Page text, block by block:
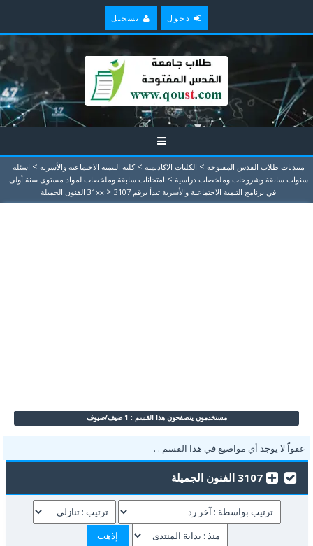
دخول تسجيل
منتديات طلاب القدس المفتوحة > الكليات الاكاديمية > كلية التنمية الاجتماعية والأسرية > اسئلة
سنوات سابقة وشروحات وملخصات دراسية > امتحانات سابقة وملخصات لمواد مستوى سنة أولى
في برنامج التنمية الاجتماعية والأسرية تبدأ برقم 31xx
> 3107 الفنون الجميلة
مستخدمون يتصفحون هذا القسم : 1 ضيف/ضيوف
عفواًً لا يوجد أي مواضيع في هذا القسم . .
3107 الفنون الجميلة